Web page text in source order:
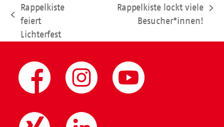
vorheriger
Beitrag:
Rappelkiste
feiert
Lichterfest
Nächster
Rappelkiste lockt viele
Besucher*innen!